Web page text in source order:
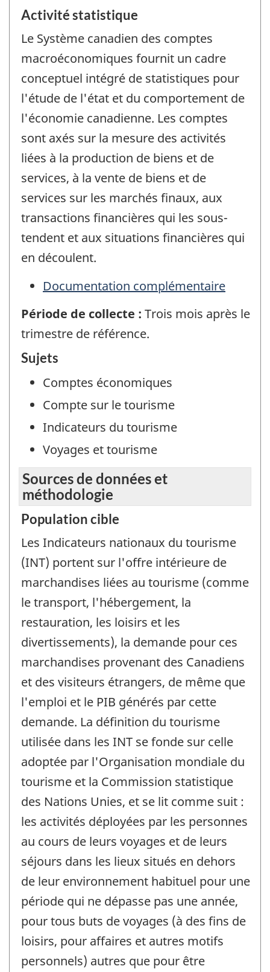
Activité statistique
Le Système canadien des comptes
macroéconomiques fournit un cadre
conceptuel intégré de statistiques pour
l'étude de l'état et du comportement de
l'économie canadienne. Les comptes
sont axés sur la mesure des activités
liées à la production de biens et de
services, à la vente de biens et de
services sur les marchés finaux, aux
transactions financières qui les sous-
tendent et aux situations financières qui
en découlent.
Documentation complémentaire
Période de collecte : Trois mois après le
trimestre de référence.
Sujets
Comptes économiques
Compte sur le tourisme
Indicateurs du tourisme
Voyages et tourisme
Sources de données et
méthodologie
Population cible
Les Indicateurs nationaux du tourisme
(INT) portent sur l'offre intérieure de
marchandises liées au tourisme (comme
le transport, l'hébergement, la
restauration, les loisirs et les
divertissements), la demande pour ces
marchandises provenant des Canadiens
et des visiteurs étrangers, de même que
l'emploi et le PIB générés par cette
demande. La définition du tourisme
utilisée dans les INT se fonde sur celle
adoptée par l'Organisation mondiale du
tourisme et la Commission statistique
des Nations Unies, et se lit comme suit :
les activités déployées par les personnes
au cours de leurs voyages et de leurs
séjours dans les lieux situés en dehors
de leur environnement habituel pour une
période qui ne dépasse pas une année,
pour tous buts de voyages (à des fins de
loisirs, pour affaires et autres motifs
personnels) autres que pour être